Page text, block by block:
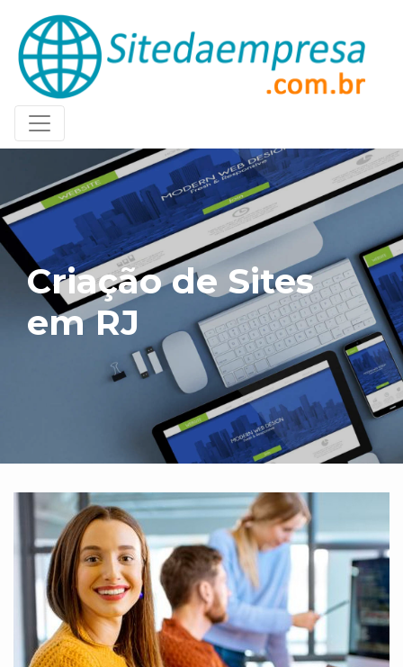
Criação de Sites
em RJ